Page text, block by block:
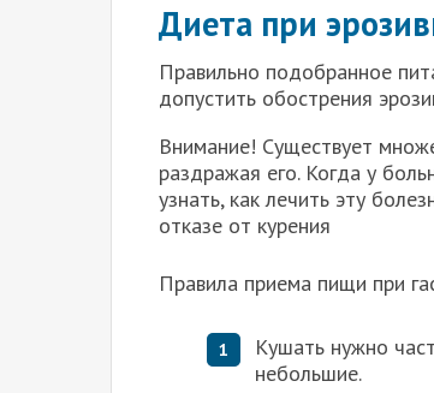
Диета при
Правильно подобранное
допустить обострения
Внимание! Существует
раздражая его. Когда у
узнать, как лечить эту
отказе от курения
Правила приема пищи при
Кушать нужно
небольшие.